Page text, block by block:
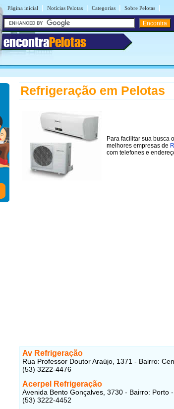
Página inicial | Notícias Pelotas | Categorias | Sobre Pelotas |
encontraPelotas
Refrigeração em Pelotas
Para facilitar sua busca
melhores empresas de
com telefones e
Av Refrigeração
Rua Professor Doutor Araújo, 1371 - Bairro:
(53) 3222-4476
Acerpel Refrigeração
Avenida Bento Gonçalves, 3730 - Bairro: Porto
(53) 3222-4452